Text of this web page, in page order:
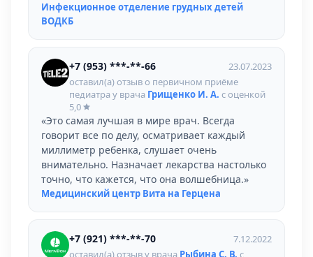
Инфекционное отделение грудных детей
ВОДКБ
+7 (953) ***-**-66
23.07.2023
оставил(а) отзыв о первичном приёме
педиатра у врача Грищенко И. А. с оценкой
5,0
«Это самая лучшая в мире врач. Всегда
говорит все по делу, осматривает каждый
миллиметр ребенка, слушает очень
внимательно. Назначает лекарства настолько
точно, что кажется, что она волшебница.»
Медицинский центр Вита на Герцена
+7 (921) ***-**-70
7.12.2022
оставил(а) отзыв у врача Рыбина С. В. с